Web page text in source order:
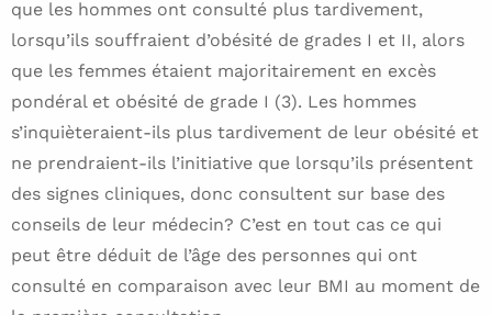
que les hommes ont consulté plus tardivement,
lorsqu’ils souffraient d’obésité de grades I et II, alors
que les femmes étaient majoritairement en excès
pondéral et obésité de grade I (3). Les hommes
s’inquièteraient-ils plus tardivement de leur obésité et
ne prendraient-ils l’initiative que lorsqu’ils présentent
des signes cliniques, donc consultent sur base des
conseils de leur médecin? C’est en tout cas ce qui
peut être déduit de l’âge des personnes qui ont
consulté en comparaison avec leur BMI au moment de